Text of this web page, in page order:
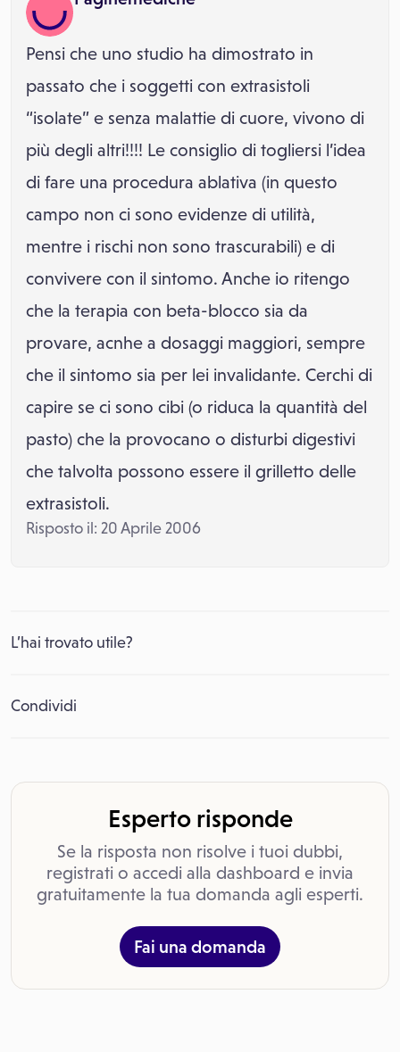
Pensi che uno studio ha dimostrato in
passato che i soggetti con extrasistoli
“isolate” e senza malattie di cuore, vivono di
più degli altri!!!! Le consiglio di togliersi l’idea
di fare una procedura ablativa (in questo
campo non ci sono evidenze di utilità,
mentre i rischi non sono trascurabili) e di
convivere con il sintomo. Anche io ritengo
che la terapia con beta-blocco sia da
provare, acnhe a dosaggi maggiori, sempre
che il sintomo sia per lei invalidante. Cerchi di
capire se ci sono cibi (o riduca la quantità del
pasto) che la provocano o disturbi digestivi
che talvolta possono essere il grilletto delle
extrasistoli.
Risposto il: 20 Aprile 2006
L’hai trovato utile?
Condividi
Esperto risponde
Se la risposta non risolve i tuoi dubbi,
registrati o accedi alla dashboard e invia
gratuitamente la tua domanda agli esperti.
Fai una domanda